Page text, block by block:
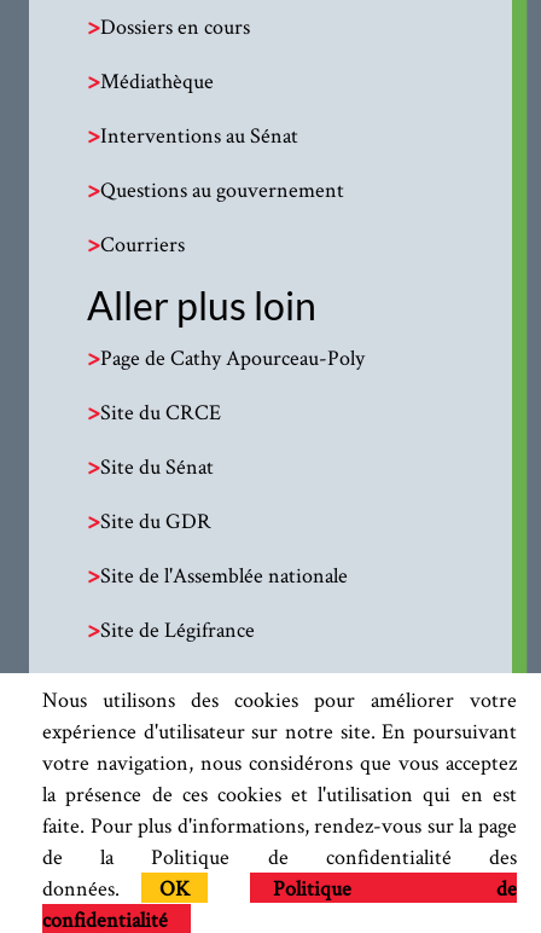
Nous utilisons des cookies pour améliorer votre
expérience d'utilisateur sur notre site. En poursuivant
votre navigation, nous considérons que vous acceptez
la présence de ces cookies et l'utilisation qui en est
faite. Pour plus d'informations, rendez-vous sur la page
de la Politique de confidentialité des
données.
OK
Politique de
confidentialité
>Dossiers en cours
>Médiathèque
>Interventions au Sénat
>Questions au gouvernement
>Courriers
Aller plus loin
>Page de Cathy Apourceau-Poly
>Site du CRCE
>Site du Sénat
>Site du GDR
>Site de l'Assemblée nationale
>Site de Légifrance